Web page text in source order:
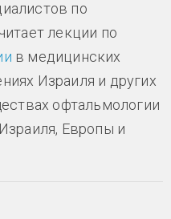
по
лекции по
в медицинских
Израиля и других
офтальмологии
Европы и